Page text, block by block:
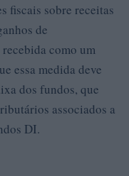
fiscais sobre receitas
de
como um
essa medida deve
dos fundos, que
associados a
DI.